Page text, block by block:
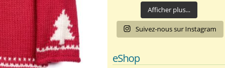
Afficher plus...
Suivez-nous sur Instagram
eShop